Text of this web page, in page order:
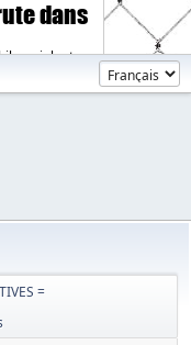
dans
violents.
=